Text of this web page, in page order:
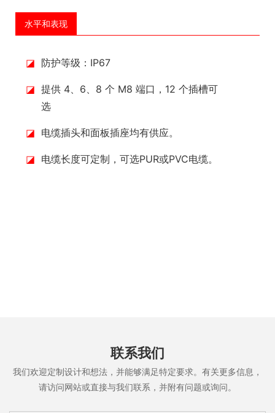
水平和表现
◪ 防护等级：IP67
◪ 提供 4、6、8 个 M8 端口，12 个插槽可
选
◪ 电缆插头和面板插座均有供应。
◪ 电缆长度可定制，可选PUR或PVC电缆。
联系我们
我们欢迎定制设计和想法，并能够满足特定要求。有关更多信息，
请访问网站或直接与我们联系，并附有问题或询问。